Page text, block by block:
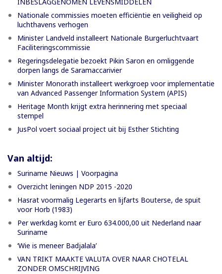
Nationale commissies moeten efficiëntie en veiligheid op
luchthavens verhogen
Minister Landveld installeert Nationale Burgerluchtvaart
Faciliteringscommissie
Regeringsdelegatie bezoekt Pikin Saron en omliggende
dorpen langs de Saramaccarivier
Minister Monorath installeert werkgroep voor implementatie
van Advanced Passenger Information System (APIS)
Heritage Month krijgt extra herinnering met speciaal
stempel
JusPol voert sociaal project uit bij Esther Stichting
Van altijd:
Suriname Nieuws | Voorpagina
Overzicht leningen NDP 2015 -2020
Hasrat voormalig Legerarts en lijfarts Bouterse, de spuit
voor Horb (1983)
Per werkdag komt er Euro 634.000,00 uit Nederland naar
Suriname
‘Wie is meneer Badjalala’
VAN TRIKT MAAKTE VALUTA OVER NAAR CHOTELAL
ZONDER OMSCHRIJVING